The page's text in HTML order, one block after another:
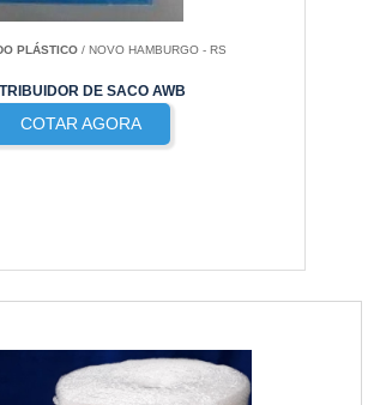
PLÁSTICO / NOVO HAMBURGO - RS
DE SACO AWB
COTAR AGORA